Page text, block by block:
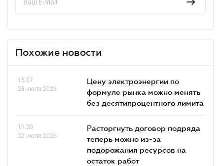
Похожие новости
15.07
28 июля 2026
Цену электроэнергии по
формуле рынка можно менять
без десятипроцентного лимита
11.20
22 июля 2026
Расторгнуть договор подряда
теперь можно из-за
подорожания ресурсов на
остаток работ